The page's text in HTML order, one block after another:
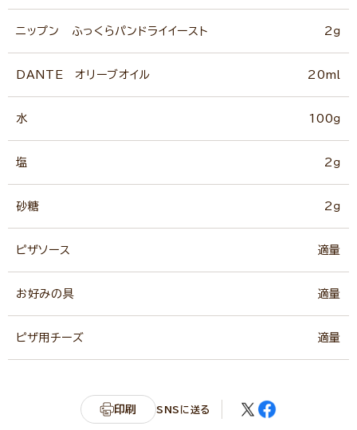
ニップン ふっくらパンドライイースト 2ｇ
DANTE オリーブオイル 20ml
水 100ｇ
塩 2ｇ
砂糖 2ｇ
ピザソース 適量
お好みの具 適量
ピザ用チーズ 適量
印刷 SNSに送る